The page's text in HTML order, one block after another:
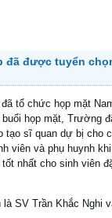
giảng viên khoa
Cần Thơ lần thứ 43 -
nam sinh viên